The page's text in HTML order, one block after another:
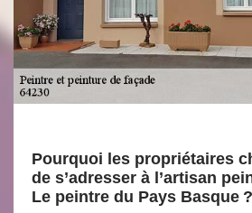
Pourquoi les propriétaires
de s’adresser à l’artisan
Le peintre du Pays Basque ?